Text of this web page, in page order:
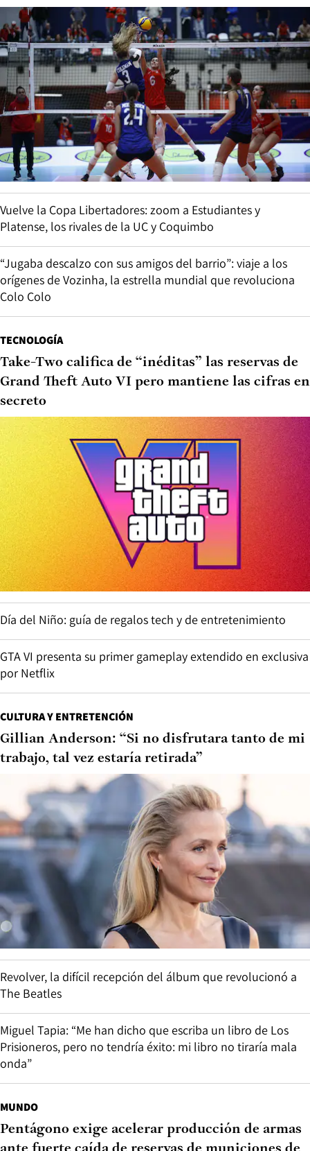
Vuelve la Copa Libertadores: zoom a Estudiantes y
Platense, los rivales de la UC y Coquimbo
“Jugaba descalzo con sus amigos del barrio”: viaje a los
orígenes de Vozinha, la estrella mundial que revoluciona
Colo Colo
TECNOLOGÍA
Take-Two califica de “inéditas” las reservas de
Grand Theft Auto VI pero mantiene las cifras en
secreto
Día del Niño: guía de regalos tech y de entretenimiento
GTA VI presenta su primer gameplay extendido en exclusiva
por Netflix
CULTURA Y ENTRETENCIÓN
Gillian Anderson: “Si no disfrutara tanto de mi
trabajo, tal vez estaría retirada”
Revolver, la difícil recepción del álbum que revolucionó a
The Beatles
Miguel Tapia: “Me han dicho que escriba un libro de Los
Prisioneros, pero no tendría éxito: mi libro no tiraría mala
onda”
MUNDO
Pentágono exige acelerar producción de armas